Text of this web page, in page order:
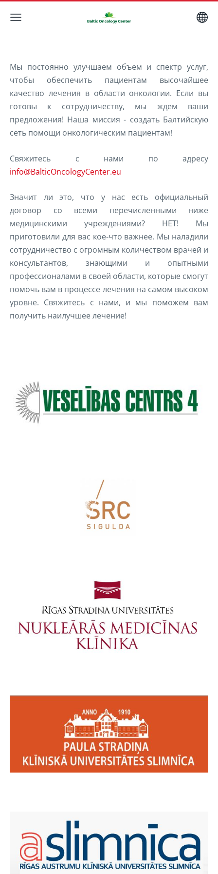
Мы постоянно улучшаем объем и спектр услуг,
чтобы обеспечить пациентам высочайшее
качество лечения в области онкологии. Если вы
готовы к сотрудничеству, мы ждем ваши
предложения! Наша миссия - создать Балтийскую
сеть помощи онкологическим пациентам!
Свяжитесь с нами по адресу
info@BalticOncologyCenter.eu
Значит ли это, что у нас есть официальный
договор со всеми перечисленными ниже
медицинскими учреждениями? НЕТ! Мы
приготовили для вас кое-что важнее. Мы наладили
сотрудничество с огромным количеством врачей и
консультантов, знающими и опытными
профессионалами в своей области, которые смогут
помочь вам в процессе лечения на самом высоком
уровне. Свяжитесь с нами, и мы поможем вам
получить наилучшее лечение!